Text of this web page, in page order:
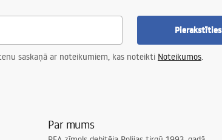
Pierakstīties
saskaņā ar noteikumiem, kas noteikti Noteikumos.
Par mums